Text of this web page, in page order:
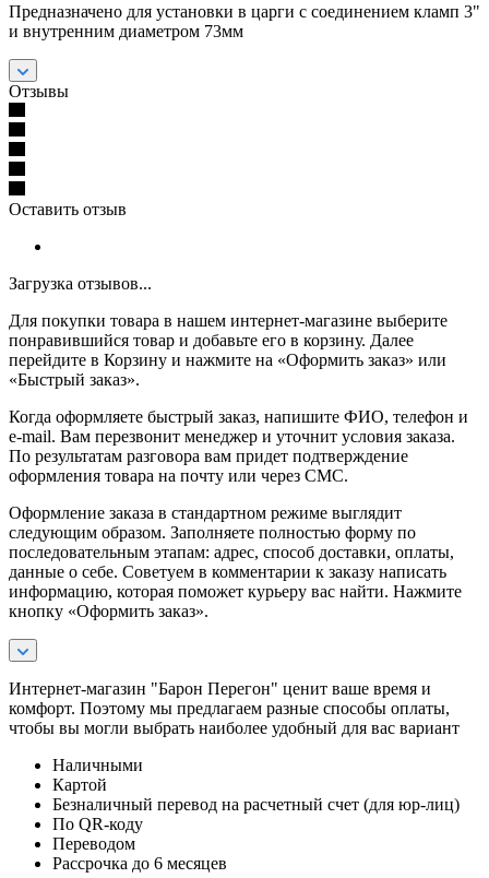
Предназначено для установки в царги с соединением кламп 3"
и внутренним диаметром 73мм
Отзывы
Оставить отзыв
Загрузка отзывов...
Для покупки товара в нашем интернет-магазине выберите
понравившийся товар и добавьте его в корзину. Далее
перейдите в Корзину и нажмите на «Оформить заказ» или
«Быстрый заказ».
Когда оформляете быстрый заказ, напишите ФИО, телефон и
e-mail. Вам перезвонит менеджер и уточнит условия заказа.
По результатам разговора вам придет подтверждение
оформления товара на почту или через СМС.
Оформление заказа в стандартном режиме выглядит
следующим образом. Заполняете полностью форму по
последовательным этапам: адрес, способ доставки, оплаты,
данные о себе. Советуем в комментарии к заказу написать
информацию, которая поможет курьеру вас найти. Нажмите
кнопку «Оформить заказ».
Интернет-магазин "Барон Перегон" ценит ваше время и
комфорт. Поэтому мы предлагаем разные способы оплаты,
чтобы вы могли выбрать наиболее удобный для вас вариант
Наличными
Картой
Безналичный перевод на расчетный счет (для юр-лиц)
По QR-коду
Переводом
Рассрочка до 6 месяцев